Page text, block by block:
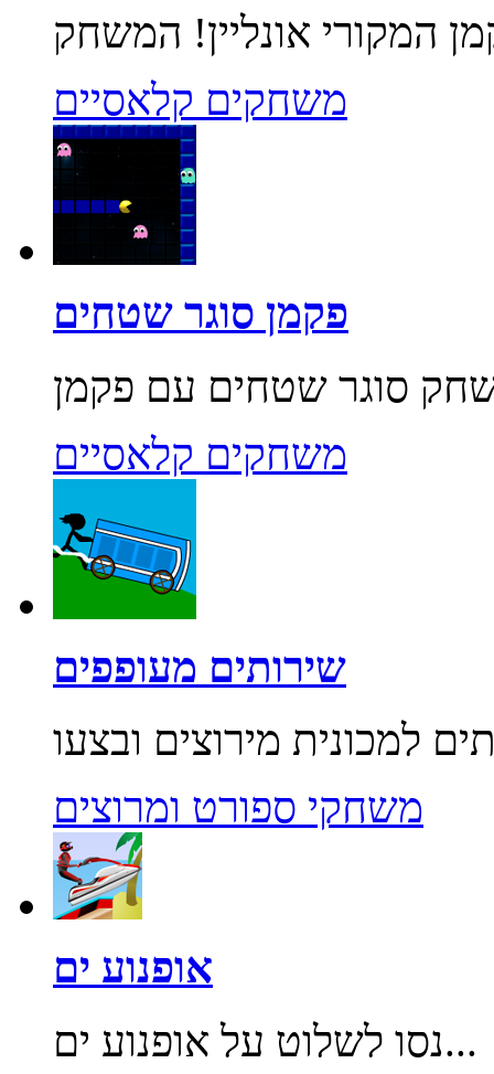
משחקים קלאסיים
פקמן סוגר שטחים
משחקים קלאסיים
שירותים מעופפים
משחקי ספורט ומרוצים
אופנוע ים
נסו לשלוט על אופנוע ים...